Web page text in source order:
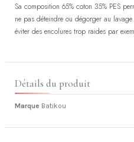
Sa composition 65% coton 35% PES
ne pas déteindre ou dégorger au
éviter des encolures trop raides par
Détails du produit
Marque Batikou